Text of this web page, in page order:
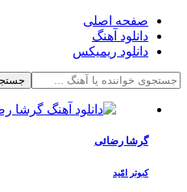
صفحه اصلی
دانلود آهنگ
دانلود ریمیکس
گرشا رضائی
کبوتر امّید